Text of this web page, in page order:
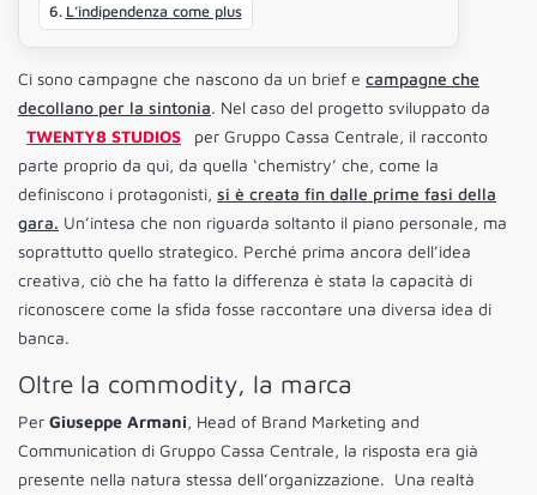
L’indipendenza come plus
Ci sono campagne che nascono da un brief e campagne che
decollano per la sintonia. Nel caso del progetto sviluppato da
TWENTY8 STUDIOS
per Gruppo Cassa Centrale, il racconto
parte proprio da qui, da quella ‘chemistry’ che, come la
definiscono i protagonisti, si è creata fin dalle prime fasi della
gara. Un’intesa che non riguarda soltanto il piano personale, ma
soprattutto quello strategico. Perché prima ancora dell’idea
creativa, ciò che ha fatto la differenza è stata la capacità di
riconoscere come la sfida fosse raccontare una diversa idea di
banca.
Oltre la commodity, la marca
Per Giuseppe Armani, Head of Brand Marketing and
Communication di Gruppo Cassa Centrale, la risposta era già
presente nella natura stessa dell’organizzazione. Una realtà